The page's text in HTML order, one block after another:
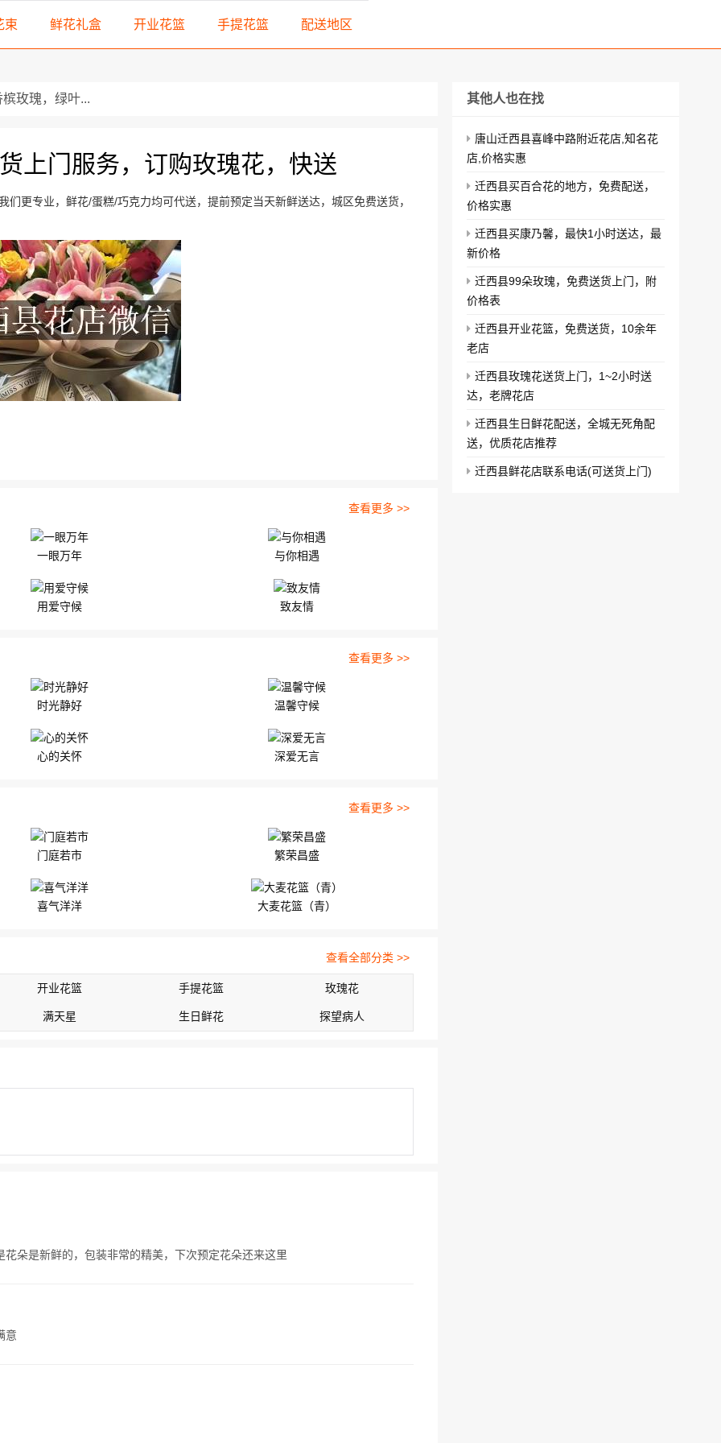
束 鲜花礼盒 开业花篮 手提花篮 配送地区
玫瑰，绿叶...
...
...
，粉康...
朵精选红玫瑰，搭配顶...
，搭配黄...
精选红玫瑰，搭配顶...
上门服务，订购玫瑰花，快送
更专业，鲜花/蛋糕/巧克力均可代送，提前预定当天新鲜送达，城区免费送货，
查看更多 >>
一眼万年 与你相遇
用爱守候 致友情
查看更多 >>
时光静好 温馨守候
心的关怀 深爱无言
查看更多 >>
门庭若市 繁荣昌盛
喜气洋洋 大麦花篮（青）
查看全部分类 >>
开业花篮 手提花篮 玫瑰花
满天星 生日鲜花 探望病人
朵是新鲜的，包装非常的精美，下次预定花朵还来这里
意
其他人也在找
唐山迁西县喜峰中路附近花店,知名花
店,价格实惠
迁西县买百合花的地方，免费配送，
价格实惠
迁西县买康乃馨，最快1小时送达，最
新价格
迁西县99朵玫瑰，免费送货上门，附
价格表
迁西县开业花篮，免费送货，10余年
老店
迁西县玫瑰花送货上门，1~2小时送
达，老牌花店
迁西县生日鲜花配送，全城无死角配
送，优质花店推荐
迁西县鲜花店联系电话(可送货上门)